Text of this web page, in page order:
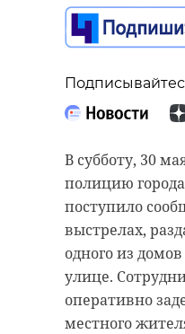
В субботу, 30
полицию
поступило
выстрелах,
одного из
улице.
оперативно
местного
В понедельник,
детей в
действовать
продажу
Западное
Ленинградской
понедельник, 1
облачная с
В некоторых
местами на
туман.